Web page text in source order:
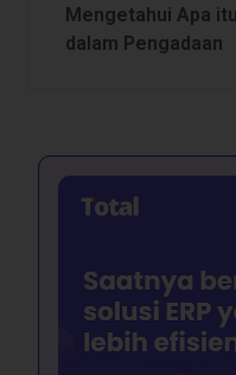
Mengetahui Apa
dalam Pengadaan